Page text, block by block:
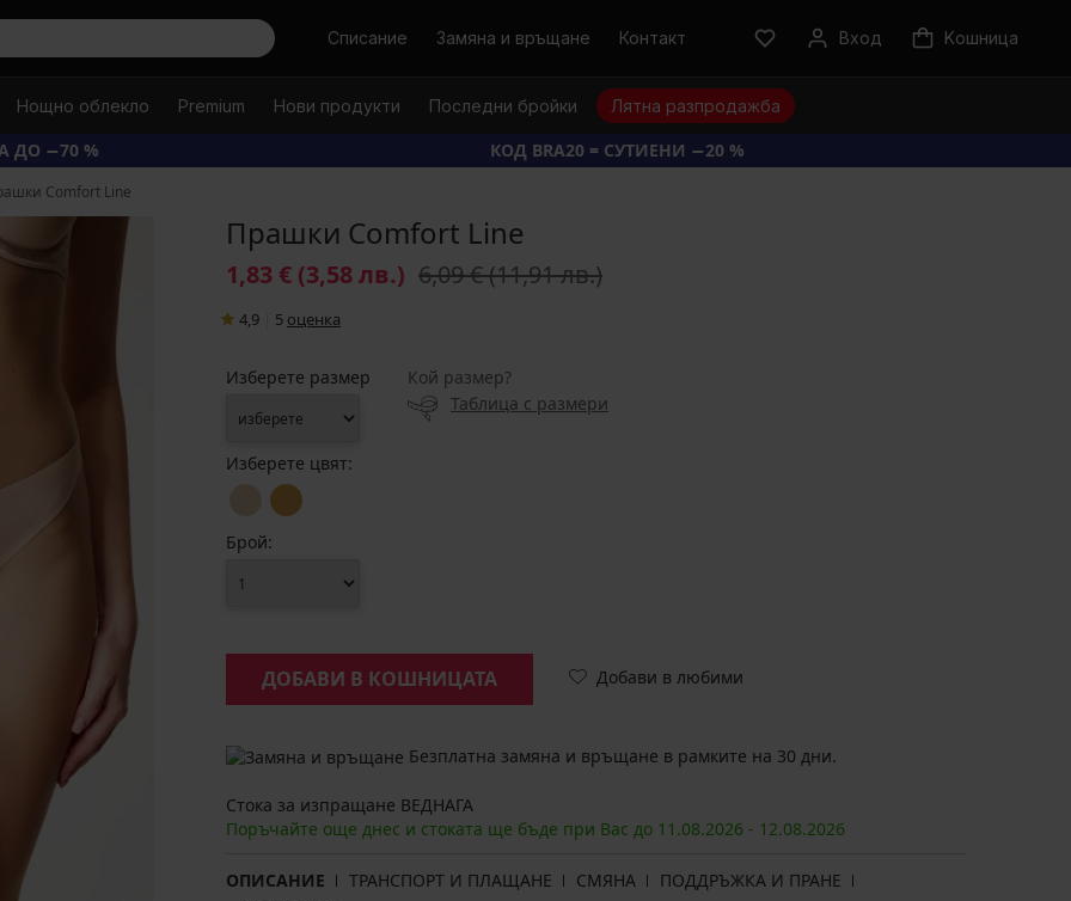
ТърсиСписание Замяна и връщане Контакт Вход Kошница
Нощно облекло Premium Нови продукти Последни бройки Лятна разпродажба
ДО −70 % КОД BRA20 = СУТИЕНИ −20 %
Comfort Line
Прашки Comfort Line
1,83 € (3,58 лв.) 6,09 €(11,91 лв.)
4,9 5 oценка
Изберете размер
Кой размер?
Таблица с размери
Изберете цвят:
Брой:
ДОБАВИ В КОШНИЦАТА Добави в любими
Безплатна замяна и връщане в рамките на 30 дни.
Стока за изпращане ВЕДНАГА
Поръчайте още днес и стоката ще бъде при Вас до 11.08.2026 - 12.08.2026
ОПИСАНИЕ ТРАНСПОРТ И ПЛАЩАНЕ СМЯНА
ПОДДРЪЖКА И ПРАНЕ